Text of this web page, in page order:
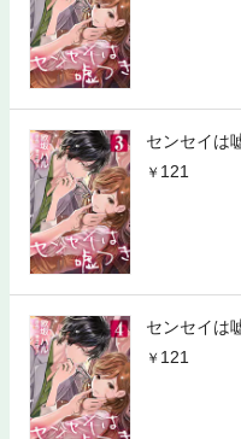
センセイは
121
センセイは
121